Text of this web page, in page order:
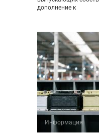
дополнение к
Информация